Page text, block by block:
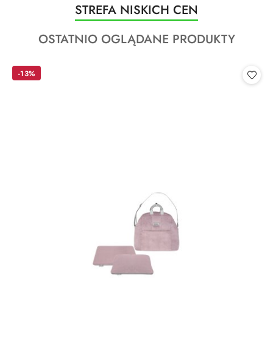
Pomiń karuzelę produktów
Produkty
o
statusie:
STREFA NISKICH CEN
Produkty
statusie:
OSTATNIO OGLĄDANE PRODUKTY
-13%